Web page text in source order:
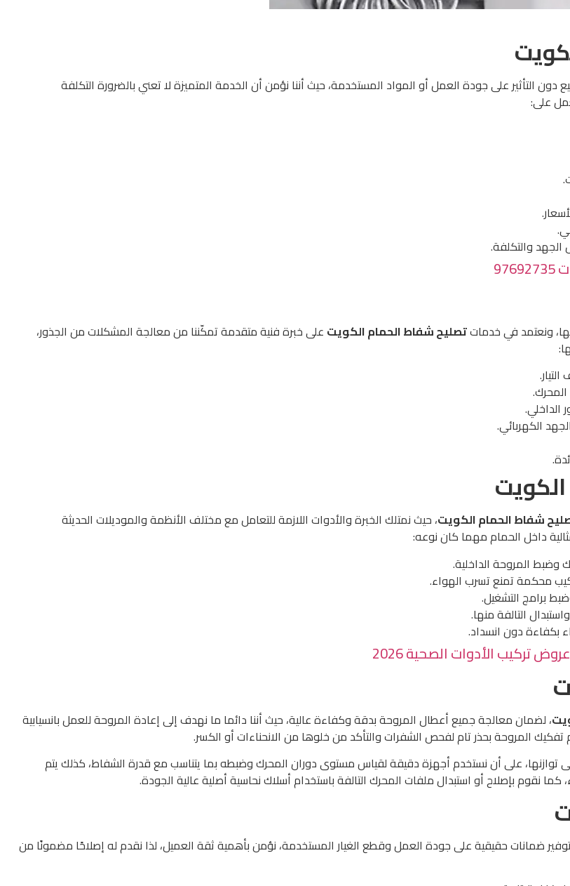
دون التأثير على جودة العمل أو المواد المستخدمة، حيث أننا نؤمن أن الخدمة المتميزة لا تعني بالضرورة التكلفة
على:
والتكلفة.
ونعتمد في خدماتتصليح شفاط الحمام الكويت على خبرة فنية متقدمة تمكّننا من معالجة المشكلات من الجذور،
الداخلي.
الكهربائي.
شفاط الحمام الكويت، حيث نمتلك الخبرة والأدوات اللازمة للتعامل مع مختلف الأنظمة والموديلات الحديثة
داخل الحمام مهما كان نوعه:
وضبط المروحة الداخلية.
محكمة تمنع تسرب الهواء.
برامج التشغيل.
التالفة منها.
بكفاءة دون انسداد.
الأدوات الصحية 2026
، لضمان معالجة جميع أعطال المروحة بدقة وكفاءة عالية، حيث أننا دائما ما نهدف إلى إعادة المروحة للعمل بانسيابية
المروحة بحذر تام لفحص الشفرات والتأكد من خلوها من الانحناءات أو الكسر.
توازنها، على أن نستخدم أجهزة دقيقة لقياس مستوى دوران المحرك وضبطه بما يتناسب مع قدرة الشفاط، كذلك يتم
نقوم بإصلاح أو استبدال ملفات المحرك التالفة باستخدام أسلاك نحاسية أصلية عالية الجودة.
ضمانات حقيقية على جودة العمل وقطع الغيار المستخدمة، نؤمن بأهمية ثقة العميل، لذا نقدم له إصلاحًا مضمونًا من